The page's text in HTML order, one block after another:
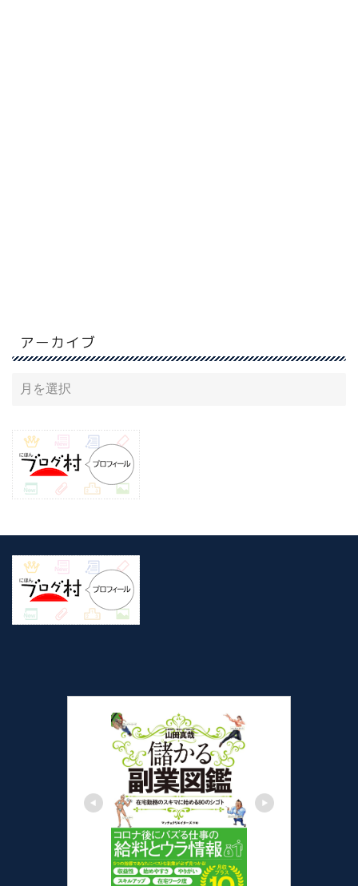
アーカイブ